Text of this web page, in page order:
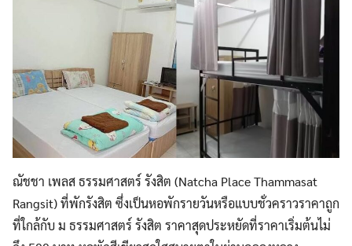
ณัชชา เพลส ธรรมศาสตร์ รังสิต (Natcha Place Thammasat
Rangsit) ที่พักรังสิต ซึ่งเป็นหอพักรายวันหรือแบบชั่วคราวราคาถูก
ที่ใกล้กับ ม ธรรมศาสตร์ รังสิต ราคาสุดประหยัดที่ราคาเริ่มต้นไม่